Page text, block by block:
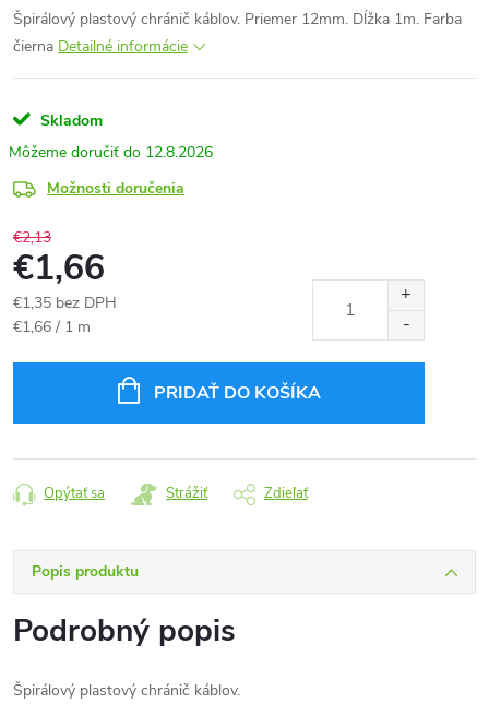
Špirálový plastový chránič káblov. Priemer 12mm. Dĺžka 1m. Farba
čierna Detailné informácie
Skladom
12.8.2026
Možnosti doručenia
€2,13
€1,66
€1,35 bez DPH
Jednotková
€1,66 / 1 m
PRIDAŤ DO KOŠÍKA
Opýtať sa Strážiť Zdieľať
Popis produktu
Podrobný popis
Špirálový plastový chránič káblov.